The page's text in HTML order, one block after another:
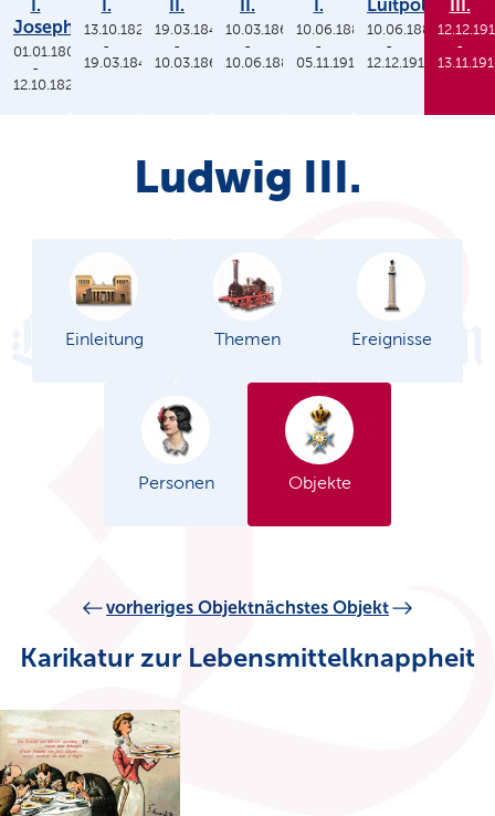
I.
Joseph
01.01.1806
-
12.10.1825
I.
13.10.1825
-
19.03.1848
II.
19.03.1848
-
10.03.1864
II.
10.03.1864
-
10.06.1886
I.
10.06.1886
-
05.11.1913
Luitpold
10.06.1886
-
12.12.1912
III.
-
Ludwig III.
Einleitung Themen Ereignisse
Personen Objekte
vorheriges Objektnächstes Objekt
Karikatur zur Lebensmittelknappheit